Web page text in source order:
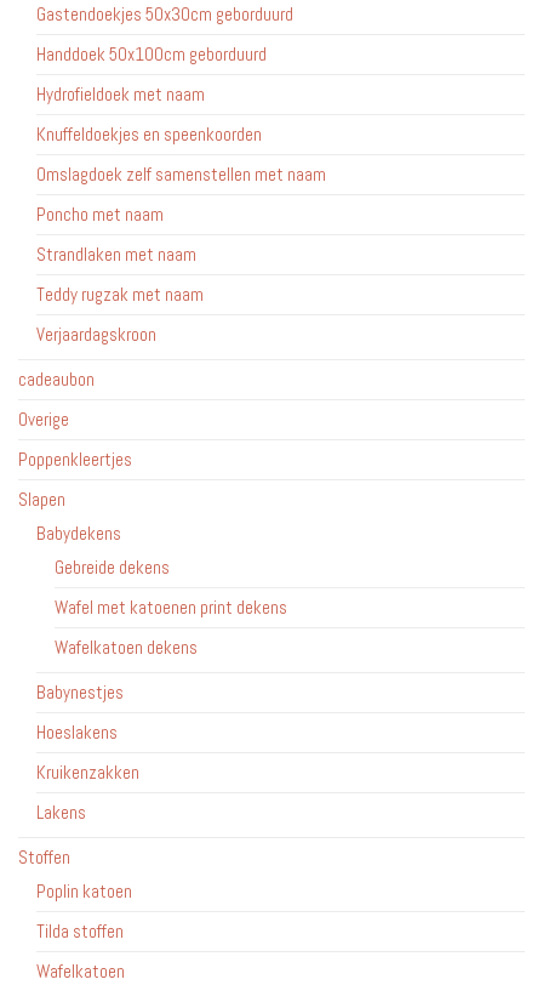
Gastendoekjes 50x30cm geborduurd
Handdoek 50x100cm geborduurd
Hydrofieldoek met naam
Knuffeldoekjes en speenkoorden
Omslagdoek zelf samenstellen met naam
Poncho met naam
Strandlaken met naam
Teddy rugzak met naam
Verjaardagskroon
cadeaubon
Overige
Poppenkleertjes
Slapen
Babydekens
Gebreide dekens
Wafel met katoenen print dekens
Wafelkatoen dekens
Babynestjes
Hoeslakens
Kruikenzakken
Lakens
Stoffen
Poplin katoen
Tilda stoffen
Wafelkatoen